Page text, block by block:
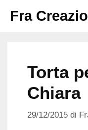
Fra
Torta
Chiara
29/12/2015 di